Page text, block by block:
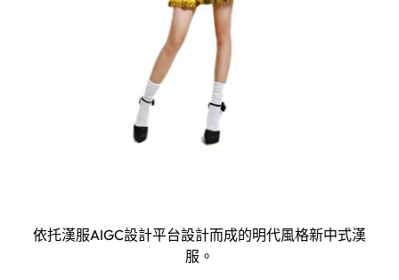
依托漢服AIGC設計平台設計而成的明代風格新中式漢
服。